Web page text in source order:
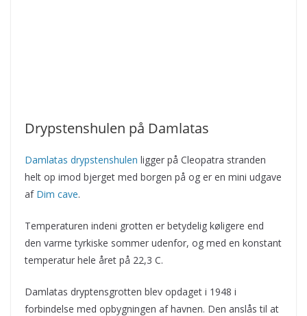
Drypstenshulen på Damlatas
Damlatas drypstenshulen ligger på Cleopatra stranden
helt op imod bjerget med borgen på og er en mini udgave
af Dim cave.
Temperaturen indeni grotten er betydelig køligere end
den varme tyrkiske sommer udenfor, og med en konstant
temperatur hele året på 22,3 C.
Damlatas dryptensgrotten blev opdaget i 1948 i
forbindelse med opbygningen af havnen. Den anslås til at